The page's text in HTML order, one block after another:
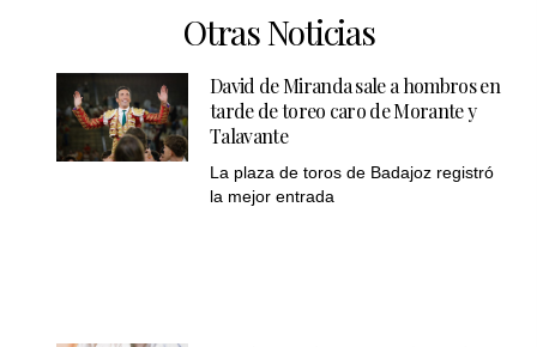
Otras Noticias
David de Miranda sale a hombros en
tarde de toreo caro de Morante y
Talavante
La plaza de toros de Badajoz registró
la mejor entrada